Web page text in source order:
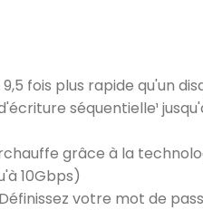
fois plus rapide qu'un
séquentielle¹
grâce à la
10Gbps)
votre mot de